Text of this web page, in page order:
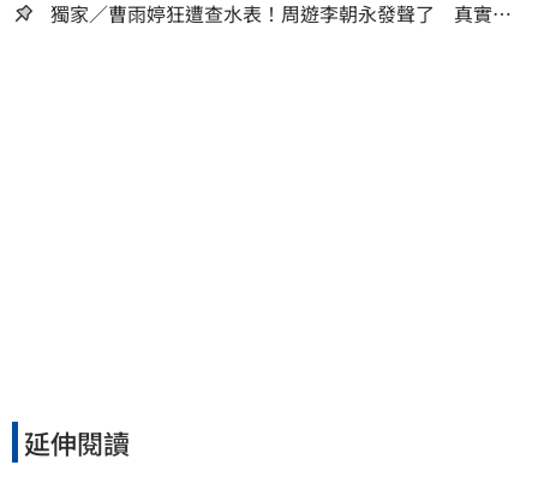
私下援助內幕曝光
獨家／曹雨婷狂遭查水表！周遊李朝永發聲了 真實看
延伸閱讀